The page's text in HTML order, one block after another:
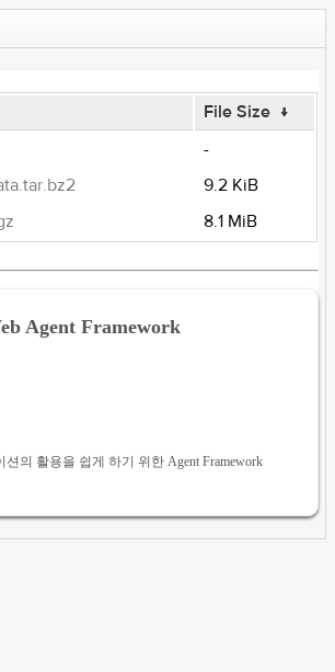
File Size ↓
-
9.2 KiB
8.1 MiB
Agent Framework
션의 활용을 쉽게 하기 위한 Agent Framework